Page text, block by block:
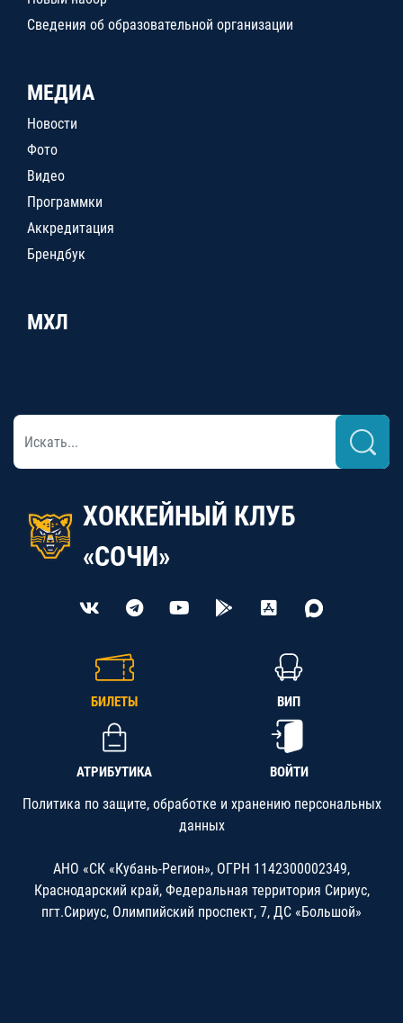
Сведения об образовательной организации
МЕДИА
Новости
Фото
Видео
Программки
Аккредитация
Брендбук
МХЛ
ХОККЕЙНЫЙ КЛУБ
«СОЧИ»
БИЛЕТЫ ВИП
АТРИБУТИКА ВОЙТИ
Политика по защите, обработке и хранению персональных
данных
АНО «СК «Кубань-Регион», ОГРН 1142300002349,
Краснодарский край, Федеральная территория Сириус,
пгт.Сириус, Олимпийский проспект, 7, ДС «Большой»